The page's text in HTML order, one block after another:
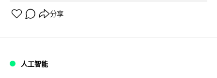
分享
人工智能